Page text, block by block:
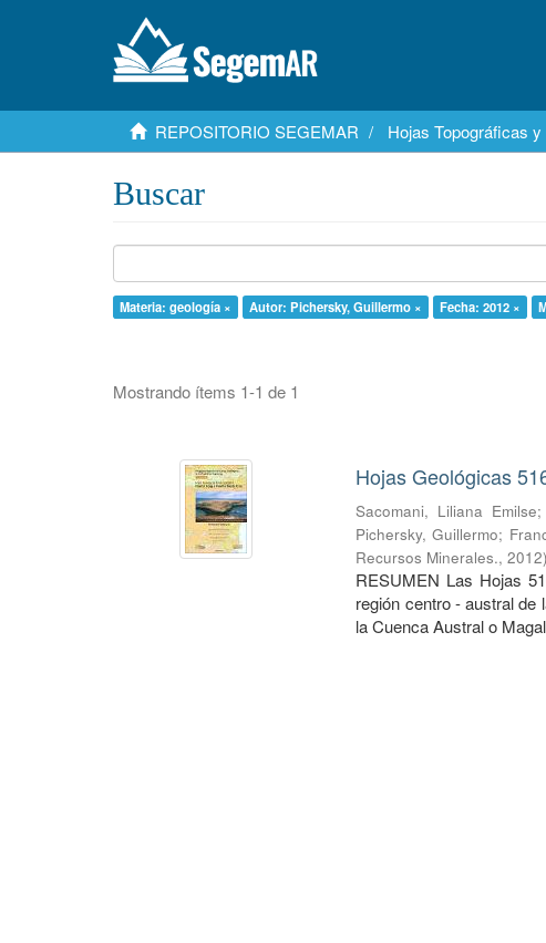
REPOSITORIO SEGEMAR Hojas Topográficas
Buscar
Materia: geología × Autor: Pichersky, Guillermo × Fecha: 2012 ×
Mostrando ítems 1-1 de 1
Hojas Geológicas
Sacomani, Liliana Emilse;
Pichersky, Guillermo;
Recursos Minerales.,2012)
RESUMEN Las Hojas
región centro - austral de
la Cuenca Austral o